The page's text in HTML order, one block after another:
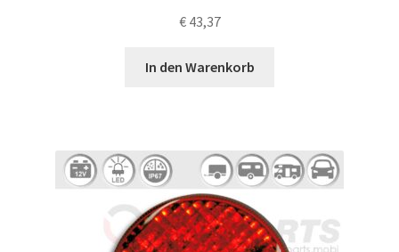
€43,37
In den Warenkorb